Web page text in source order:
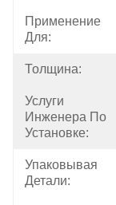
Применение
Для:
Толщина:
Услуги
Инженера По
Установке:
Упаковывая
Детали: